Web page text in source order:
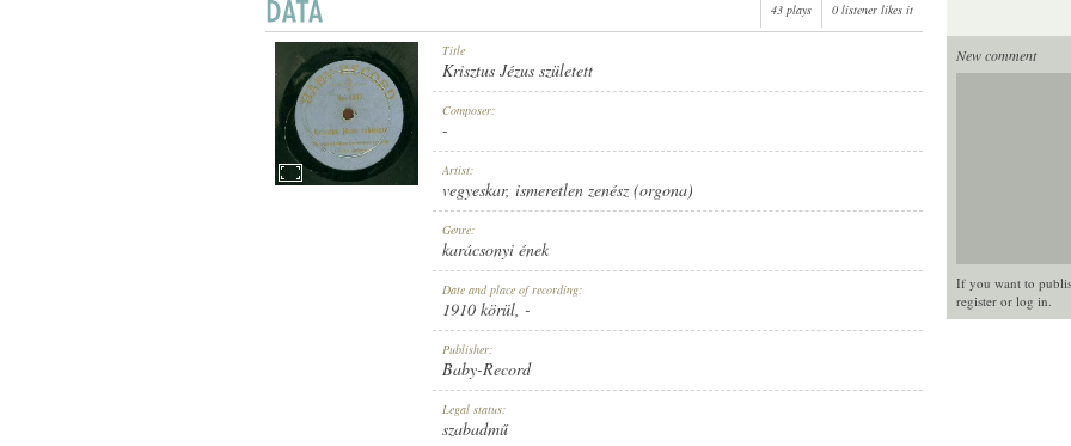
New comment
If you want to
register or log in.
KARÁCSONYI ÉNEK
43 plays 0 listener likes it
Title
Krisztus Jézus született
Composer:
-
Artist:
vegyeskar, ismeretlen zenész (orgona)
Genre:
karácsonyi ének
Date and place of recording:
1910 körül, -
Publisher:
Baby-Record
Legal status:
szabadmű